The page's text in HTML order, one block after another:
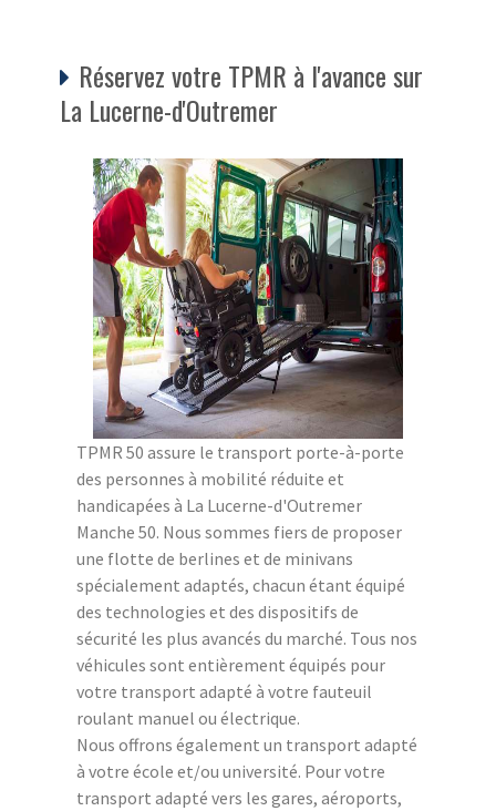
Réservez votre TPMR à l'avance sur
La Lucerne-d'Outremer
TPMR 50 assure le transport porte-à-porte
des personnes à mobilité réduite et
handicapées à La Lucerne-d'Outremer
Manche 50. Nous sommes fiers de proposer
une flotte de berlines et de minivans
spécialement adaptés, chacun étant équipé
des technologies et des dispositifs de
sécurité les plus avancés du marché. Tous nos
véhicules sont entièrement équipés pour
votre transport adapté à votre fauteuil
roulant manuel ou électrique.
Nous offrons également un transport adapté
à votre école et/ou université. Pour votre
transport adapté vers les gares, aéroports,